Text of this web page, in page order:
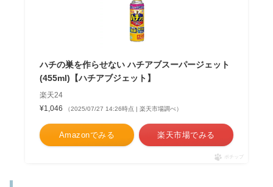
ハチの巣を作らせない ハチアブスーパージェット
(455ml)【ハチアブジェット】
楽天24
¥1,046
（2025/07/27 14:26時点 | 楽天市場調べ）
Amazonでみる 楽天市場でみる
ポチップ